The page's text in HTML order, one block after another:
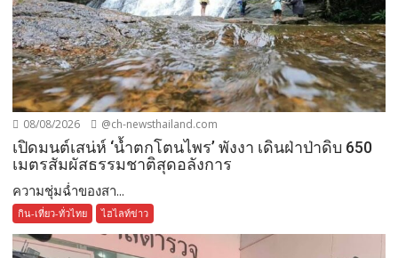
08/08/2026 @ch-newsthailand.com
เปิดมนต์เสน่ห์ ‘น้ำตกโตนไพร’ พังงา เดินฝ่าป่าดิบ 650
เมตรสัมผัสธรรมชาติสุดอลังการ
ความชุ่มฉ่ำของสา...
กิน-เที่ยว-ทั่วไทย ไฮไลท์ข่าว